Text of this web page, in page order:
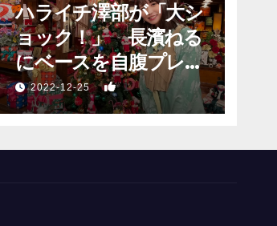
ハライチ澤部が「大シ
ョック！」 長濱ねる
にベースを自腹プレゼ
ントするも…
2022-12-25 1